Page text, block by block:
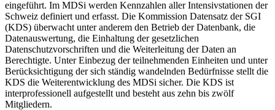
eingeführt. Im MDSi werden Kennzahlen aller Intensivstationen der
Schweiz definiert und erfasst. Die Kommission Datensatz der SGI
(KDS) überwacht unter anderem den Betrieb der Datenbank, die
Datenauswertung, die Einhaltung der gesetzlichen
Datenschutzvorschriften und die Weiterleitung der Daten an
Berechtigte. Unter Einbezug der teilnehmenden Einheiten und unter
Berücksichtigung der sich ständig wandelnden Bedürfnisse stellt die
KDS die Weiterentwicklung des MDSi sicher. Die KDS ist
interprofessionell aufgestellt und besteht aus zehn bis zwölf
Mitgliedern.